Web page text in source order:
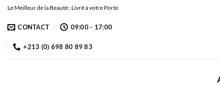
Passer
contenu
Le Meilleur de la Beauté : Livré à votre Porte.
CONTACT 09:00 - 17:00
+213 (0) 698 80 89 83